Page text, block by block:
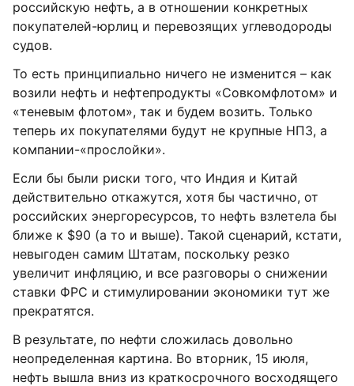
российскую нефть, а в отношении конкретных
покупателей-юрлиц и перевозящих углеводороды
судов.
То есть принципиально ничего не изменится – как
возили нефть и нефтепродукты «Совкомфлотом» и
«теневым флотом», так и будем возить. Только
теперь их покупателями будут не крупные НПЗ, а
компании-«прослойки».
Если бы были риски того, что Индия и Китай
действительно откажутся, хотя бы частично, от
российских энергоресурсов, то нефть взлетела бы
ближе к $90 (а то и выше). Такой сценарий, кстати,
невыгоден самим Штатам, поскольку резко
увеличит инфляцию, и все разговоры о снижении
ставки ФРС и стимулировании экономики тут же
прекратятся.
В результате, по нефти сложилась довольно
неопределенная картина. Во вторник, 15 июля,
нефть вышла вниз из краткосрочного восходящего